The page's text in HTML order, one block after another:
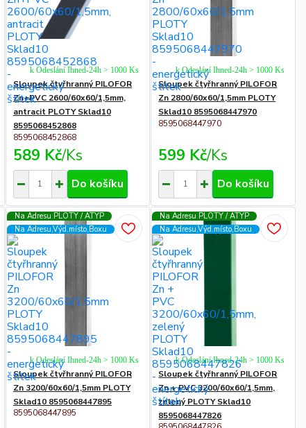
Sloupek čtyřhranný PILOFOR
Zn+PVC 2600/60x60/1,5mm,
antracit PLOTY Sklad10
8595068452868
8595068452868
589 Kč/Ks
k Odeslání Ihned-24h > 1000 Ks
Do košíku
Sloupek čtyřhranný PILOFOR
Zn 2800/60x60/1,5mm PLOTY
Sklad10 8595068447970
8595068447970
599 Kč/Ks
k Odeslání Ihned-24h > 1000 Ks
Do košíku
Na Adresu PLOTY / ATYP
Na Adresu,Výd.místo,Boxu
Sloupek čtyřhranný PILOFOR
Zn 3200/60x60/1,5mm PLOTY
Sklad10 8595068447895
8595068447895
k Odeslání Ihned-24h > 1000 Ks
Na Adresu PLOTY / ATYP
Na Adresu,Výd.místo,Boxu
Sloupek čtyřhranný PILOFOR
Zn + PVC 3200/60x60/1,5mm,
zelený PLOTY Sklad10
8595068447826
k Odeslání Ihned-24h > 1000 Ks